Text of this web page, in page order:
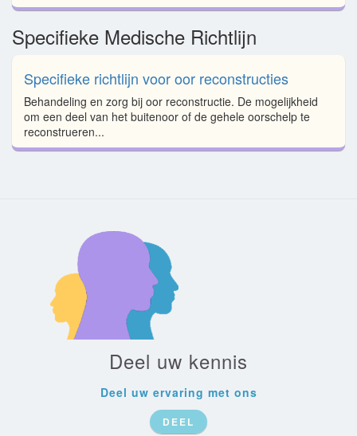
Specifieke Medische Richtlijn
Specifieke richtlijn voor oor reconstructies
Behandeling en zorg bij oor reconstructie. De mogelijkheid
om een deel van het buitenoor of de gehele oorschelp te
reconstrueren...
Deel uw kennis
Deel uw ervaring met ons
DEEL